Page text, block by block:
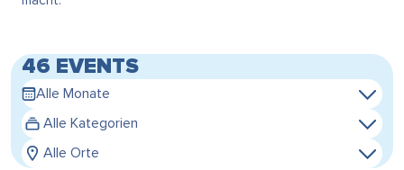
46 EVENTS
Alle Monate
Alle Kategorien
Alle Orte